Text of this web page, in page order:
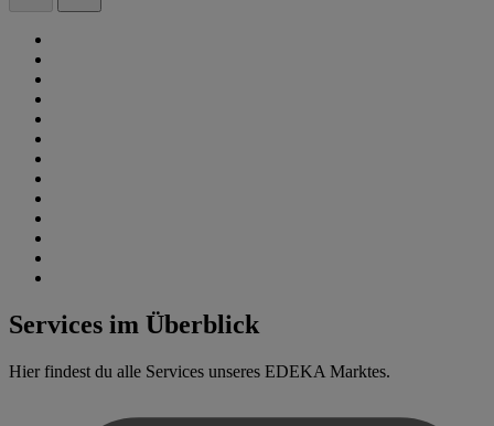
Services im Überblick
Hier findest du alle Services unseres EDEKA Marktes.